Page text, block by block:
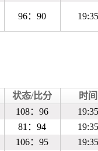
96：90
状态/比分
时间
108：96
81：94
106：95